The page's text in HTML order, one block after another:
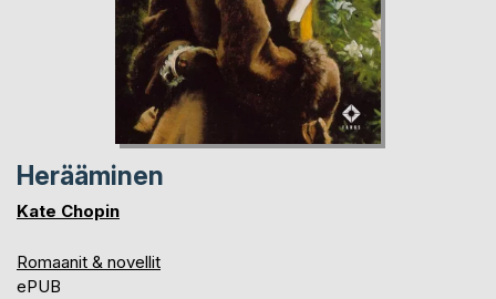
Herääminen
Kate Chopin
Romaanit & novellit
ePUB